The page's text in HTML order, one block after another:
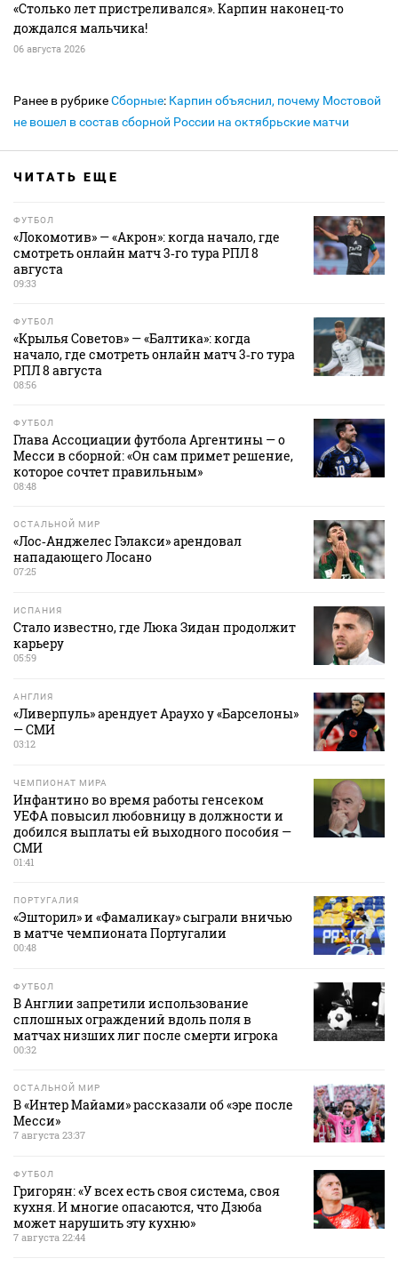
«Столько лет пристреливался». Карпин наконец-то
дождался мальчика!
06 августа 2026
Ранее в рубрикеСборные: Карпин объяснил, почему Мостовой
не вошел в состав сборной России на октябрьские матчи
ЧИТАТЬ ЕЩЕ
ФУТБОЛ
«Локомотив» — «Акрон»: когда начало, где
смотреть онлайн матч 3‑го тура РПЛ 8
августа
09:33
ФУТБОЛ
«Крылья Советов» — «Балтика»: когда
начало, где смотреть онлайн матч 3‑го тура
РПЛ 8 августа
08:56
ФУТБОЛ
Глава Ассоциации футбола Аргентины — о
Месси в сборной: «Он сам примет решение,
которое сочтет правильным»
08:48
ОСТАЛЬНОЙ МИР
«Лос‑Анджелес Гэлакси» арендовал
нападающего Лосано
07:25
ИСПАНИЯ
Стало известно, где Люка Зидан продолжит
карьеру
05:59
АНГЛИЯ
«Ливерпуль» арендует Араухо у «Барселоны»
— СМИ
03:12
ЧЕМПИОНАТ МИРА
Инфантино во время работы генсеком
УЕФА повысил любовницу в должности и
добился выплаты ей выходного пособия —
СМИ
01:41
ПОРТУГАЛИЯ
«Эшторил» и «Фамаликау» сыграли вничью
в матче чемпионата Португалии
00:48
ФУТБОЛ
В Англии запретили использование
сплошных ограждений вдоль поля в
матчах низших лиг после смерти игрока
00:32
ОСТАЛЬНОЙ МИР
В «Интер Майами» рассказали об «эре после
Месси»
7 августа 23:37
ФУТБОЛ
Григорян: «У всех есть своя система, своя
кухня. И многие опасаются, что Дзюба
может нарушить эту кухню»
7 августа 22:44